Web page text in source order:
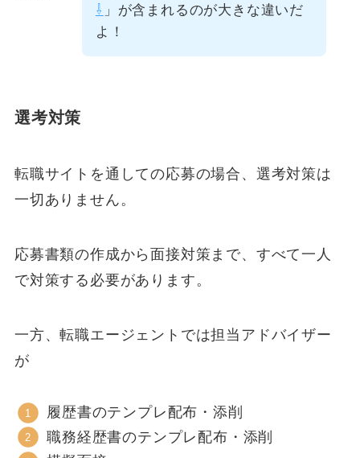
⇩ 」が含まれるのが大きな違いだ
よ！
選考対策
転職サイトを通しての応募の場合、選考対策は
一切ありません。
応募書類の作成から面接対策まで、すべて一人
で対策する必要があります。
一方、転職エージェントでは担当アドバイザー
が
履歴書のテンプレ配布・添削
職務経歴書のテンプレ配布・添削